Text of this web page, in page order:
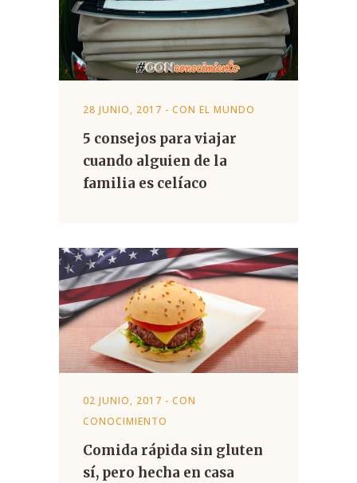
28 JUNIO, 2017 - CON EL MUNDO
5 consejos para viajar
cuando alguien de la
familia es celíaco
02 JUNIO, 2017 - CON
CONOCIMIENTO
Comida rápida sin gluten
sí, pero hecha en casa